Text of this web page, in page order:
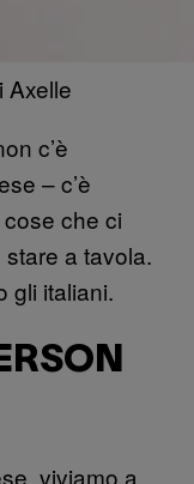
Axelle
c’è
– c’è
cose che ci
a tavola.
gli italiani.
viviamo a